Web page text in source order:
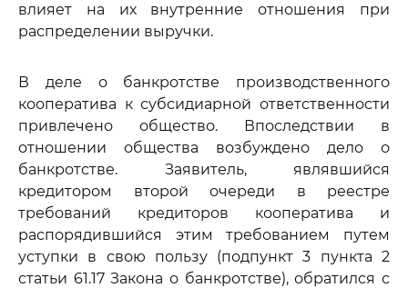
влияет на их внутренние отношения при
распределении выручки.
В деле о банкротстве производственного
кооператива к субсидиарной ответственности
привлечено общество. Впоследствии в
отношении общества возбуждено дело о
банкротстве. Заявитель, являвшийся
кредитором второй очереди в реестре
требований кредиторов кооператива и
распорядившийся этим требованием путем
уступки в свою пользу (подпункт 3 пункта 2
статьи 61.17 Закона о банкротстве), обратился с